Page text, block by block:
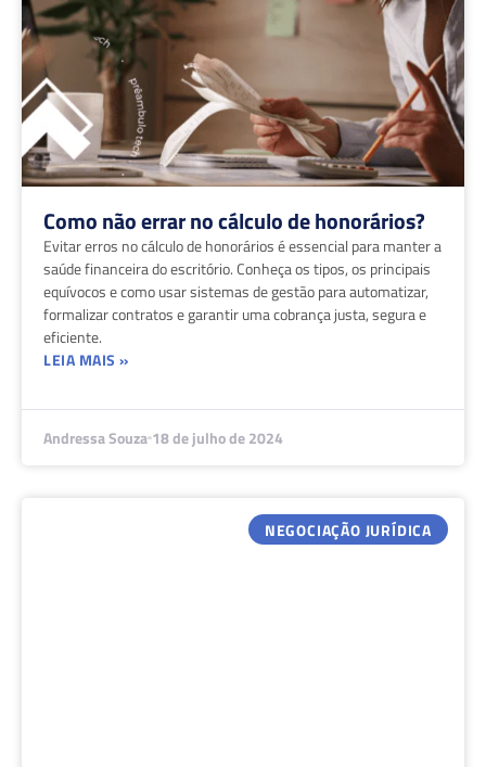
Como não errar no cálculo de honorários?
Evitar erros no cálculo de honorários é essencial para manter a
saúde financeira do escritório. Conheça os tipos, os principais
equívocos e como usar sistemas de gestão para automatizar,
formalizar contratos e garantir uma cobrança justa, segura e
eficiente.
LEIA MAIS »
Andressa Souza 18 de julho de 2024
NEGOCIAÇÃO JURÍDICA